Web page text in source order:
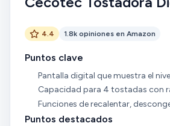
4.4 1.8k opiniones en Amazon
Puntos clave
Pantalla digital que muestra el
Capacidad para 4 tostadas con
Funciones de recalentar,
Puntos destacados